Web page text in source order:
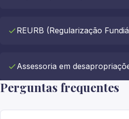
REURB (Regularização
Assessoria em
Perguntas frequentes